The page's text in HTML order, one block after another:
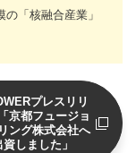
「核融合産業」
プレスリリ
京都フュージョ
ング株式会社へ
資しました」